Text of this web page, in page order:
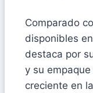
Comparado
disponibles
destaca por
y su
creciente en